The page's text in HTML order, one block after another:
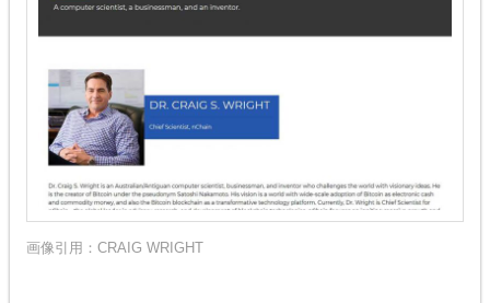
画像引用： CRAIG WRIGHT